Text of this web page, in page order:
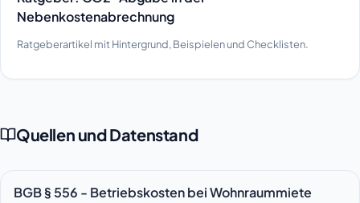
Nebenkostenabrechnung
Ratgeberartikel mit Hintergrund, Beispielen und Checklisten.
Quellen und Datenstand
BGB § 556 - Betriebskosten bei Wohnraummiete